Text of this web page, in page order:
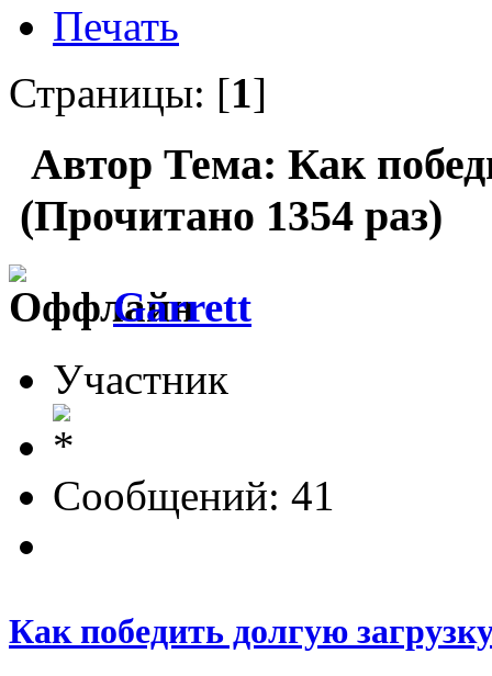
Печать
Страницы: [1]
Автор Тема: Как
(Прочитано 1354 раз)
Garrett
Участник
Сообщений: 41
Как победить долгую